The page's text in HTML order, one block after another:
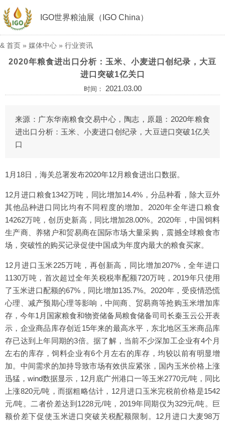
IGO世界粮油展（IGO China）
& 首页 » 媒体中心 » 行业资讯
2020年粮食进出口分析：玉米、小麦进口创纪录，大豆
进口突破1亿关口
时间： 2021.03.00
来源：广东华南粮食交易中心，陶志，原题：2020年粮食
进出口分析：玉米、小麦进口创纪录，大豆进口突破1亿关
口
1月18日，海关总署发布2020年12月粮食进出口数据。
12月进口粮食1342万吨，同比增加14.4%，分品种看，除大豆外
其他品种进口同比均有不同程度的增加。2020年全年进口粮食
14262万吨，创历史新高，同比增加28.00%。2020年，中国饲料
生产商、养猪户和贸易商在国际市场大量采购，震撼全球粮食市
场，突破性的购买记录促使中国成为年度内最大的粮食买家。
12月进口玉米225万吨，再创新高，同比增加207%，全年进口
1130万吨，首次超过全年关税税率配额720万吨，2019年只使用
了玉米进口配额的67%，同比增加135.7%。2020年，受疫情恐慌
心理、减产预期心理等影响，中间商、贸易商等抢购玉米增加库
存，今年1月国家粮食和物资储备局粮食储备司司长秦玉云公开表
示，企业商品库存创近15年来的最高水平，东北地区玉米商品库
存已达到上年同期的3倍。据了解，当前不少深加工企业有4个月
左右的库存，饲料企业有6个月左右的库存，均较以前有明显增
加。中间需求的加持导致市场有效供应紧张，国内玉米价格上涨
迅猛，wind数据显示，12月底广州港口一等玉米2770元/吨，同比
上涨820元/吨，而据粗略估计，12月进口玉米完税前价格是1542
元/吨。二者价差达到1228元/吨，2019年同期仅为329元/吨。巨
额价差下促使玉米进口突破关税配额限制。12月进口大麦98万